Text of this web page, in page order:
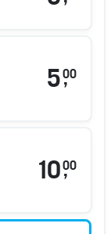
5,
00
10,
00